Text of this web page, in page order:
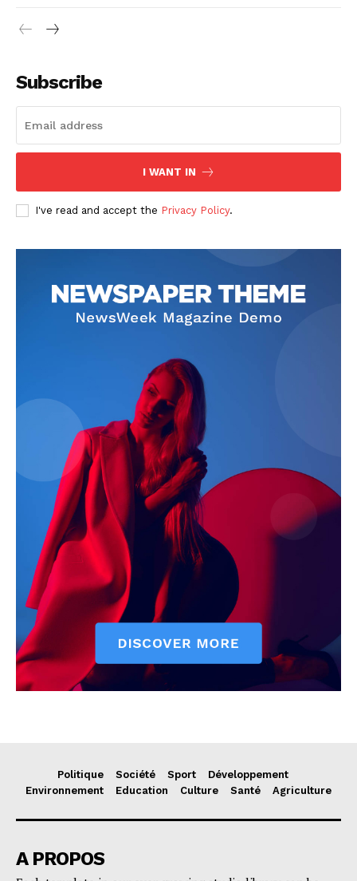
Subscribe
I WANT IN
I've read and accept the Privacy Policy.
Politique Société Sport
Développement
Environnement
Education Culture Santé Agriculture
A PROPOS